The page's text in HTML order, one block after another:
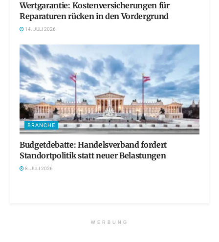
Wertgarantie: Kostenversicherungen für
Reparaturen rücken in den Vordergrund
14. JULI 2026
BRANCHE
Budgetdebatte: Handelsverband fordert
Standortpolitik statt neuer Belastungen
8. JULI 2026
WERBUNG